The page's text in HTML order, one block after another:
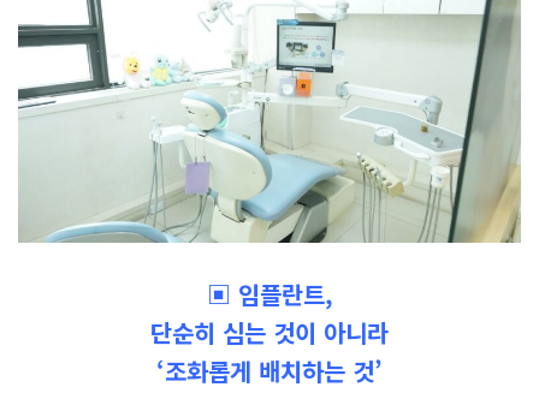
▣ 임플란트,
단순히 심는 것이 아니라
‘조화롭게 배치하는 것’